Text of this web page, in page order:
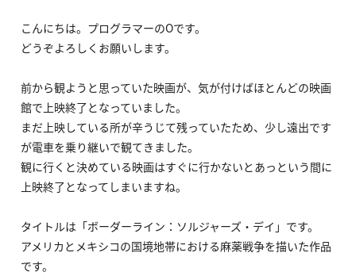
こんにちは。プログラマーのOです。
どうぞよろしくお願いします。
前から観ようと思っていた映画が、気が付けばほとんどの映画
館で上映終了となっていました。
まだ上映している所が辛うじて残っていたため、少し遠出です
が電車を乗り継いで観てきました。
観に行くと決めている映画はすぐに行かないとあっという間に
上映終了となってしまいますね。
タイトルは「ボーダーライン：ソルジャーズ・デイ」です。
アメリカとメキシコの国境地帯における麻薬戦争を描いた作品
です。